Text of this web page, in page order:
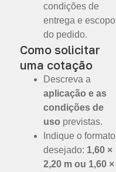
condições de
entrega e escopo
do pedido.
Como solicitar
uma cotação
Descreva a
aplicação e as
condições de
uso previstas.
Indique o formato
desejado: 1,60 ×
2,20 m ou 1,60 ×